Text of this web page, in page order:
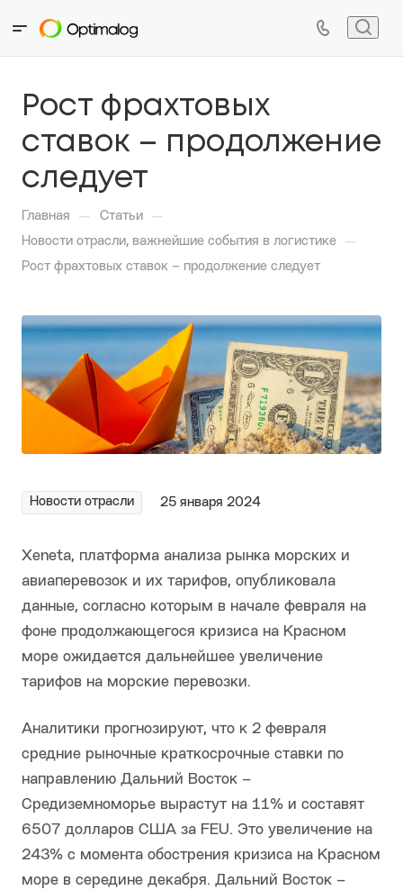
Рост фрахтовых
ставок – продолжение
следует
Главная — Статьи —
Новости отрасли, важнейшие события в логистике —
Рост фрахтовых ставок – продолжение следует
Новости отрасли 25 января 2024
Xeneta, платформа анализа рынка морских и
авиаперевозок и их тарифов, опубликовала
данные, согласно которым в начале февраля на
фоне продолжающегося кризиса на Красном
море ожидается дальнейшее увеличение
тарифов на морские перевозки.
Аналитики прогнозируют, что к 2 февраля
средние рыночные краткосрочные ставки по
направлению Дальний Восток –
Средиземноморье вырастут на 11% и составят
6507 долларов США за FEU. Это увеличение на
243% с момента обострения кризиса на Красном
море в середине декабря. Дальний Восток –